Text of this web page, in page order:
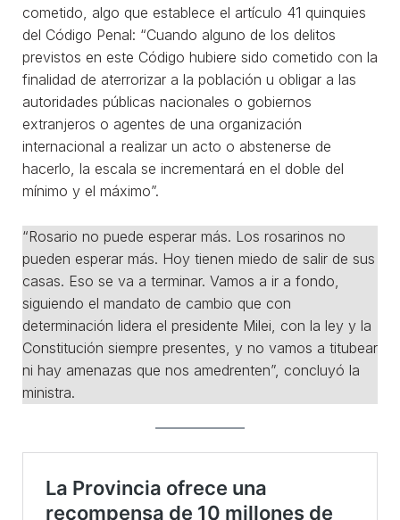
cometido, algo que establece el artículo 41 quinquies
del Código Penal: “Cuando alguno de los delitos
previstos en este Código hubiere sido cometido con la
finalidad de aterrorizar a la población u obligar a las
autoridades públicas nacionales o gobiernos
extranjeros o agentes de una organización
internacional a realizar un acto o abstenerse de
hacerlo, la escala se incrementará en el doble del
mínimo y el máximo”.
“Rosario no puede esperar más. Los rosarinos no
pueden esperar más. Hoy tienen miedo de salir de sus
casas. Eso se va a terminar. Vamos a ir a fondo,
siguiendo el mandato de cambio que con
determinación lidera el presidente Milei, con la ley y la
Constitución siempre presentes, y no vamos a titubear
ni hay amenazas que nos amedrenten”, concluyó la
ministra.